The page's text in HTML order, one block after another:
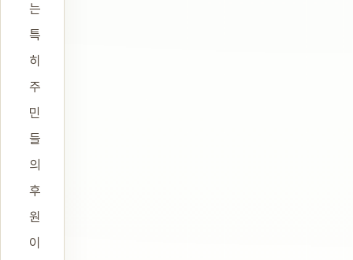
는
특
히
주
민
들
의
후
원
이